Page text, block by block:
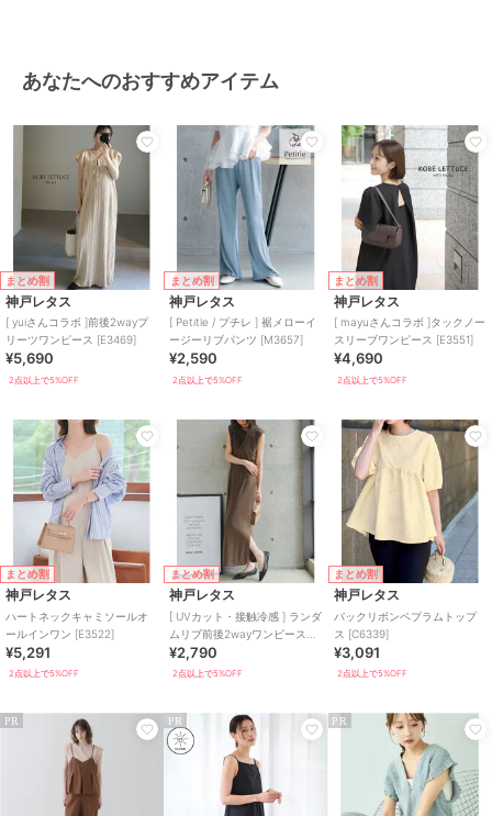
あなたへのおすすめアイテム
まとめ割
神戸レタス
[ yuiさんコラボ ]前後2wayプ
リーツワンピース [E3469]
¥5,690
2点以上で5%OFF
まとめ割
神戸レタス
[ Petitle / プチレ ] 裾メローイ
ージーリブパンツ [M3657]
¥2,590
2点以上で5%OFF
まとめ割
神戸レタス
[ mayuさんコラボ ]タックノー
スリーブワンピース [E3551]
¥4,690
2点以上で5%OFF
まとめ割
神戸レタス
ハートネックキャミソールオ
ールインワン [E3522]
¥5,291
2点以上で5%OFF
まとめ割
神戸レタス
[ UVカット・接触冷感 ] ランダ
ムリブ前後2wayワンピース
[E3586]
¥2,790
2点以上で5%OFF
まとめ割
神戸レタス
バックリボンペプラムトップ
ス [C6339]
¥3,091
2点以上で5%OFF
PR PR PR